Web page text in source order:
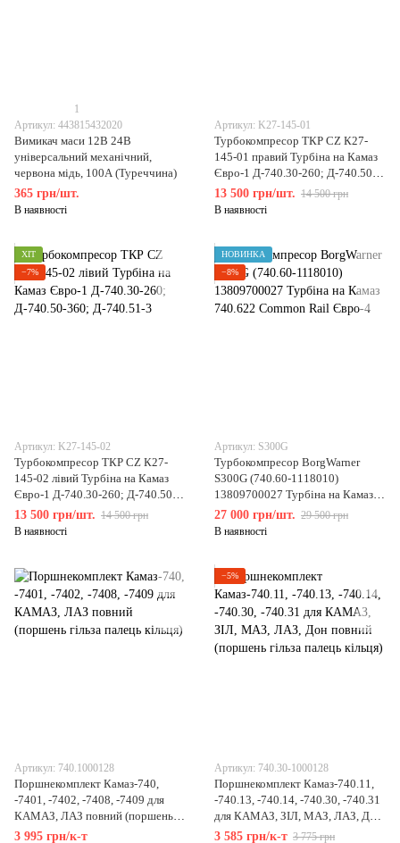
1
Артикул: 443815432020
Вимикач маси 12В 24В
універсальний механічний,
червона мідь, 100А (Туреччина)
365 грн/шт.
В наявності
Артикул: K27-145-01
Турбокомпресор ТКР CZ К27-
145-01 правий Турбіна на Камаз
Євро-1 Д-740.30-260; Д-740.50-
360; Д-740.51-3
13 500 грн/шт. 14 500 грн
В наявності
ХІТ
−7%
Артикул: K27-145-02
Турбокомпресор ТКР CZ К27-
145-02 лівий Турбіна на Камаз
Євро-1 Д-740.30-260; Д-740.50-
360; Д-740.51-3
13 500 грн/шт. 14 500 грн
В наявності
НОВИНКА
−8%
Артикул: S300G
Турбокомпресор BorgWarner
S300G (740.60-1118010)
13809700027 Турбіна на Камаз
740.622 Common Rail Євро-4
27 000 грн/шт. 29 500 грн
В наявності
Артикул: 740.1000128
Поршнекомплект Камаз-740,
-7401, -7402, -7408, -7409 для
КАМАЗ, ЛАЗ повний (поршень
гільза палець кільця)
3 995 грн/к-т
−5%
Артикул: 740.30-1000128
Поршнекомплект Камаз-740.11,
-740.13, -740.14, -740.30, -740.31
для КАМАЗ, ЗІЛ, МАЗ, ЛАЗ, Дон
повний (поршень гільза палець
3 585 грн/к-т 3 775 грн